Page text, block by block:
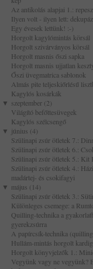
Az antikolás alapjai 1.:
Ilyen volt - ilyen lett:
Egy évesek lettünk! :-)
Horgolt kagylómintás körsál
Horgolt szivárványos körsál
Horgolt masnis őszi sapka
Horgolt masnis ujjatlan
Őszi üvegmatrica sablonok
Almás pite teljeskiőrlésű
Kagylós kosárkák
▼ szeptember (2)
Világító befőttesüvegek
Kagylós szélcsengő
▼ június (4)
Szülinapi zsúr ötletek 7.:
Szülinapi zsúr ötletek 6.:
Szülinapi zsúr ötletek 5.: Kit
Szülinapi zsúr ötletek 4.:
madártej- és csokifagyi
▼ május (14)
Szülinapi zsúr ötletek 3.:
Különleges csemege: a
Quilling-technika a
gyerekzsúrra
A papírcsík-technika
Hullám-mintás horgolt
Horgolt könyvjelzők 1.:
Vegyünk vagy ne vegyünk?